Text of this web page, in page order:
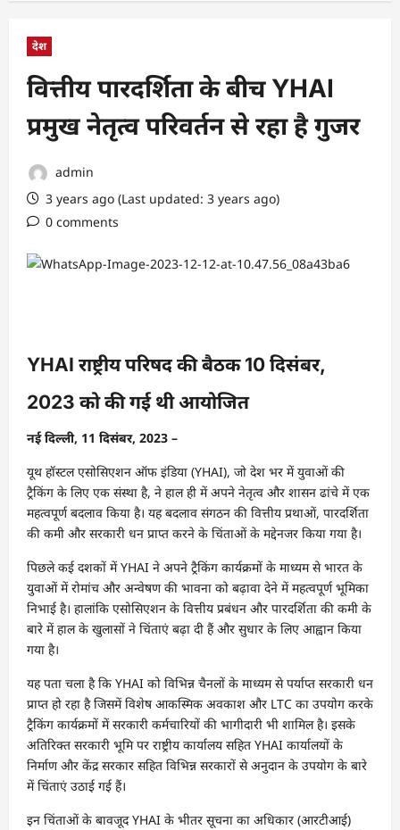
देश
वित्तीय पारदर्शिता के बीच YHAI
प्रमुख नेतृत्व परिवर्तन से रहा है गुजर
admin
3 years ago (Last updated: 3 years ago)
0 comments
YHAI राष्ट्रीय परिषद की बैठक 10 दिसंबर,
2023 को की गई थी आयोजित
नई दिल्ली, 11 दिसंबर, 2023 –
यूथ हॉस्टल एसोसिएशन ऑफ इंडिया (YHAI), जो देश भर में युवाओं की
ट्रैकिंग के लिए एक संस्था है, ने हाल ही में अपने नेतृत्व और शासन ढांचे में एक
महत्वपूर्ण बदलाव किया है। यह बदलाव संगठन की वित्तीय प्रथाओं, पारदर्शिता
की कमी और सरकारी धन प्राप्त करने के चिंताओं के मद्देनजर किया गया है।
पिछले कई दशकों में YHAI ने अपने ट्रैकिंग कार्यक्रमों के माध्यम से भारत के
युवाओं में रोमांच और अन्वेषण की भावना को बढ़ावा देने में महत्वपूर्ण भूमिका
निभाई है। हालांकि एसोसिएशन के वित्तीय प्रबंधन और पारदर्शिता की कमी के
बारे में हाल के खुलासों ने चिंताएं बढ़ा दी हैं और सुधार के लिए आह्वान किया
गया है।
यह पता चला है कि YHAI को विभिन्न चैनलों के माध्यम से पर्याप्त सरकारी धन
प्राप्त हो रहा है जिसमें विशेष आकस्मिक अवकाश और LTC का उपयोग करके
ट्रैकिंग कार्यक्रमों में सरकारी कर्मचारियों की भागीदारी भी शामिल है। इसके
अतिरिक्त सरकारी भूमि पर राष्ट्रीय कार्यालय सहित YHAI कार्यालयों के
निर्माण और केंद्र सरकार सहित विभिन्न सरकारों से अनुदान के उपयोग के बारे
में चिंताएं उठाई गई हैं।
इन चिंताओं के बावजूद YHAI के भीतर सूचना का अधिकार (आरटीआई)